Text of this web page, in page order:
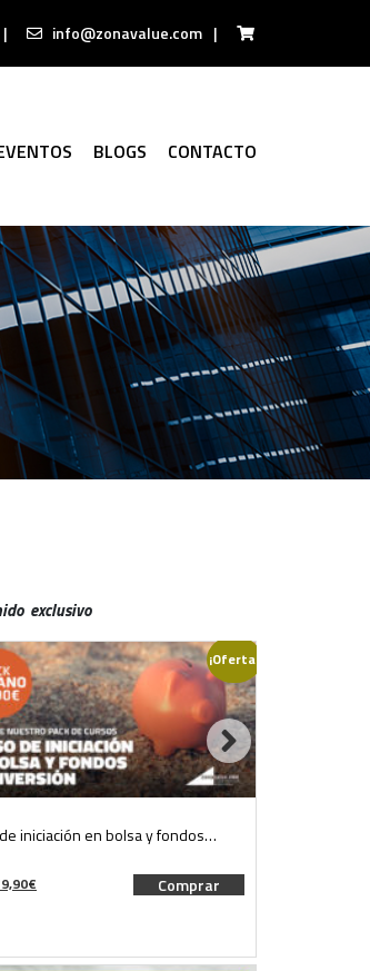
| info@zonavalue.com |
BLOGS CONTACTO
exclusivo
¡Oferta!
iniciación en bolsa y fondos…
€
79,90€.
Comprar